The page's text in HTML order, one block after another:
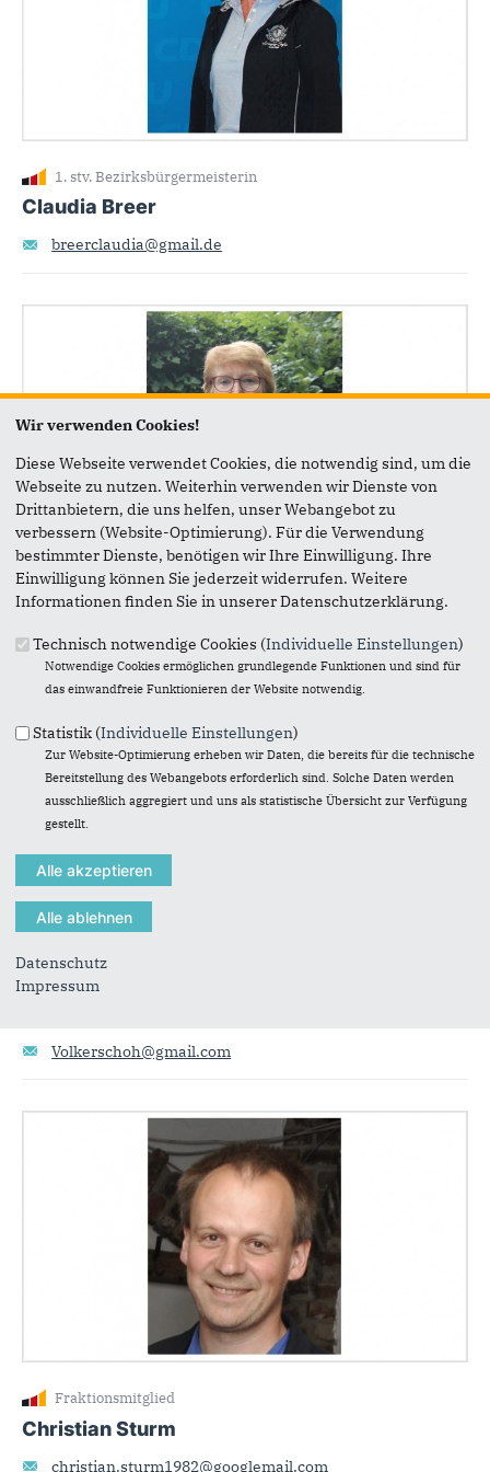
1. stv. Bezirksbürgermeisterin
Claudia Breer
breerclaudia@gmail.de
2. stv. Bezirksbürgermeisterin
Fraktionsvorsitzender
Volkerschoh@gmail.com
Fraktionsmitglied
Christian Sturm
christian.sturm1982@googlemail.com
Wir verwenden Cookies!
Diese Webseite verwendet Cookies, die notwendig sind, um die
Webseite zu nutzen. Weiterhin verwenden wir Dienste von
Drittanbietern, die uns helfen, unser Webangebot zu
verbessern (Website-Optimierung). Für die Verwendung
bestimmter Dienste, benötigen wir Ihre Einwilligung. Ihre
Einwilligung können Sie jederzeit widerrufen. Weitere
Informationen finden Sie in unserer Datenschutzerklärung.
Technisch notwendige Cookies (Individuelle Einstellungen)
Notwendige Cookies ermöglichen grundlegende Funktionen und sind für
das einwandfreie Funktionieren der Website notwendig.
Statistik (Individuelle Einstellungen)
Zur Website-Optimierung erheben wir Daten, die bereits für die technische
Bereitstellung des Webangebots erforderlich sind. Solche Daten werden
ausschließlich aggregiert und uns als statistische Übersicht zur Verfügung
gestellt.
Datenschutz
Impressum